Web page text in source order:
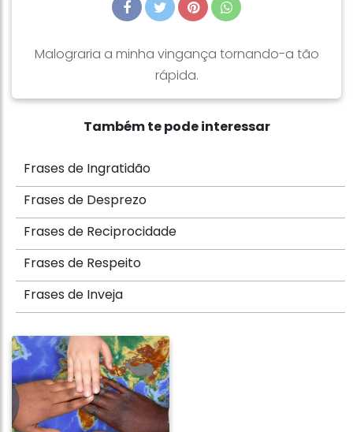
Malograria a minha vingança tornando-a tão
rápida.
Também te pode interessar
Frases de Ingratidão
Frases de Desprezo
Frases de Reciprocidade
Frases de Respeito
Frases de Inveja